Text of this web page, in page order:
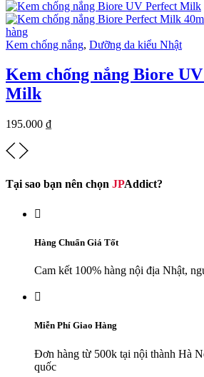
hàng
Kem chống nắng, Dưỡng da kiểu Nhật
Kem chống nắng Biore
Milk
195.000 ₫
Tại sao bạn nên chọn JPAddict?

Hàng Chuẩn Giá Tốt
Cam kết 100% hàng nội địa Nhật,

Miễn Phí Giao Hàng
Đơn hàng từ 500k tại nội thành Hà
quốc